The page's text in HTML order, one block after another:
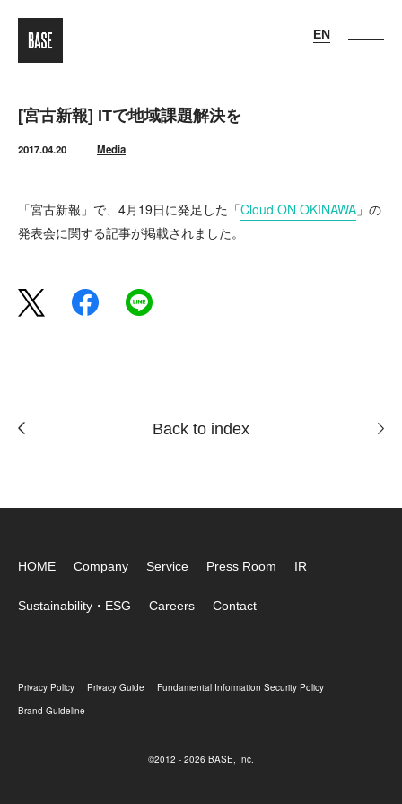
[宮古新報] ITで地域課題解決を
2017.04.20 Media
「宮古新報」で、4月19日に発足した「Cloud ON OKINAWA 」の
発表会に関する記事が掲載されました。
Back to index
HOME Company Service Press Room IR
Sustainability・ESG Careers Contact
Privacy Policy Privacy Guide
Fundamental Information Security Policy
Brand Guideline
©2012 - 2026 BASE, Inc.